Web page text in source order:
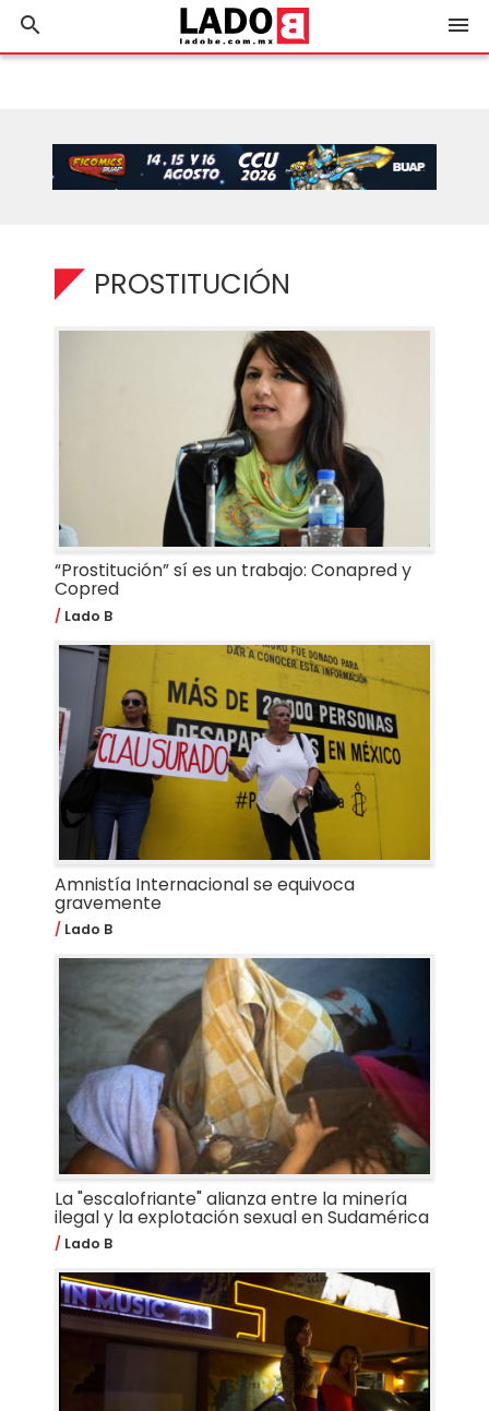
search menu
PROSTITUCIÓN
“Prostitución” sí es un trabajo: Conapred y
Copred
Lado B
Amnistía Internacional se equivoca
gravemente
Lado B
La "escalofriante" alianza entre la minería
ilegal y la explotación sexual en Sudamérica
Lado B